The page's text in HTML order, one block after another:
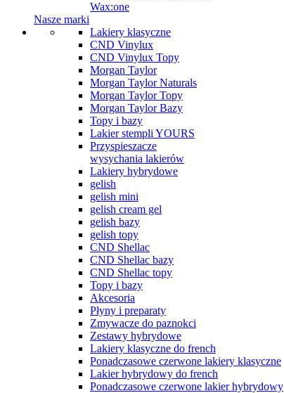
Wax:one
Nasze marki
Lakiery klasyczne
CND Vinylux
CND Vinylux Topy
Morgan Taylor
Morgan Taylor Naturals
Morgan Taylor Topy
Morgan Taylor Bazy
Topy i bazy
Lakier stempli YOURS
Przyspieszacze
wysychania lakierów
Lakiery hybrydowe
gelish
gelish mini
gelish cream gel
gelish bazy
gelish topy
CND Shellac
CND Shellac bazy
CND Shellac topy
Topy i bazy
Akcesoria
Płyny i preparaty
Zmywacze do paznokci
Zestawy hybrydowe
Lakiery klasyczne do french
Ponadczasowe czerwone lakiery klasyczne
Lakier hybrydowy do french
Ponadczasowe czerwone lakier hybrydowy